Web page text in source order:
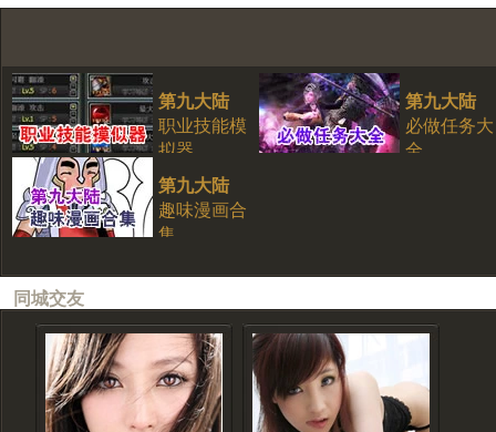
第九大陆
职业技能模
拟器
第九大陆
必做任务大
全
第九大陆
趣味漫画合
集
同城交友